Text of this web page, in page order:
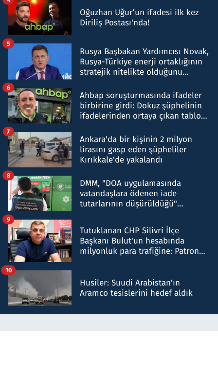
Oğuzhan Uğur’un ifadesi ilk kez
Diriliş Postası'nda!
Rusya Başbakan Yardımcısı Novak,
Rusya-Türkiye enerji ortaklığının
stratejik nitelikte olduğunu
5
Ahbap soruşturmasında ifadeler
birbirine girdi: Dokuz şüphelinin
ifadelerinden ortaya çıkan tablo
6
Ankara'da bir kişinin 2 milyon
lirasını gasp eden şüpheliler
Kırıkkale'de yakalandı
7
DMM, "DOA uygulamasında
vatandaşlara ödenen iade
tutarlarının düşürüldüğü"
8
Tutuklanan CHP Silivri İlçe
Başkanı Bulut'un hesabında
milyonluk para trafiğine: Patron
9
Husiler: Suudi Arabistan'ın
Aramco tesislerini hedef aldık
10